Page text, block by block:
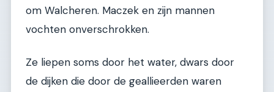
om Walcheren. Maczek en zijn mannen
vochten onverschrokken.
Ze liepen soms door het water, dwars door
de dijken die door de geallieerden waren